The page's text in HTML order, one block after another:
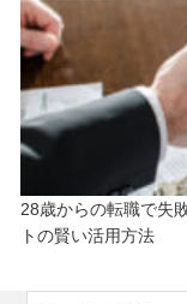
28歳からの転職で失
トの賢い活用方法